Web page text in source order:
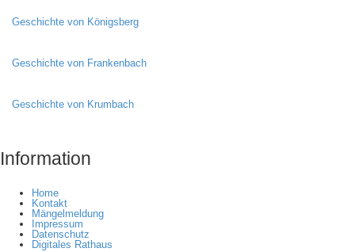
Geschichte von Königsberg
Geschichte von Frankenbach
Geschichte von Krumbach
Information
Home
Kontakt
Mängelmeldung
Impressum
Datenschutz
Digitales Rathaus